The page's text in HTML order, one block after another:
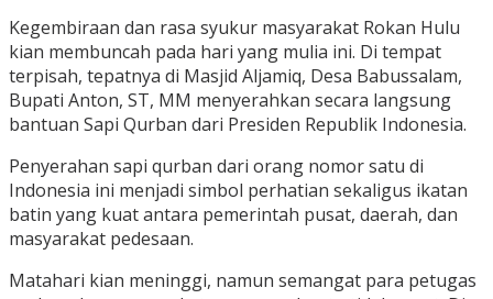
Kegembiraan dan rasa syukur masyarakat Rokan Hulu
kian membuncah pada hari yang mulia ini. Di tempat
terpisah, tepatnya di Masjid Aljamiq, Desa Babussalam,
Bupati Anton, ST, MM menyerahkan secara langsung
bantuan Sapi Qurban dari Presiden Republik Indonesia.
Penyerahan sapi qurban dari orang nomor satu di
Indonesia ini menjadi simbol perhatian sekaligus ikatan
batin yang kuat antara pemerintah pusat, daerah, dan
masyarakat pedesaan.
Matahari kian meninggi, namun semangat para petugas